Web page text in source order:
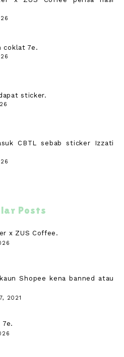
coklat 7e.
sticker.
CBTL sebab sticker Izzati
Posts
x ZUS Coffee.
Shopee kena banned atau
2021